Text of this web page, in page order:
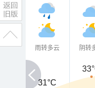
雨转多云 阴转
31°C
31°C